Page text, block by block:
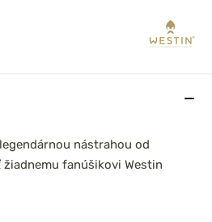
nástrahou od
fanúšikovi Westin